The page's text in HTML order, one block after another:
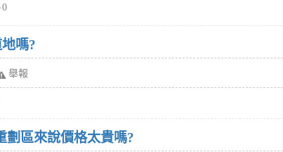
0
嗎?
舉報
劃區來說價格太貴嗎?